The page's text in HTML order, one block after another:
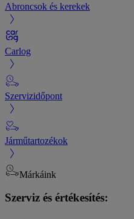
Abroncsok és kerekek
Carlog
Szervizidőpont
Járműtartozékok
Márkáink
Szerviz és értékesítés: